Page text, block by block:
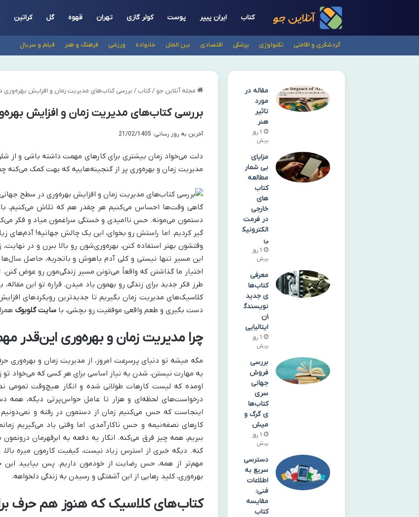
کتاب ایران پیپر پوست کولر گازی تهران قهوه گل کراتین
گردشگری و اقامتی تکنولوژی پزشکی اقتصادی بین الملل خانواده ورزشی فرهنگ و هنر فیلم و سریال
مجله آنلاین جو /کتاب/ بررسی کتاب‌های مدیریت زمان و افزایش بهره‌وری
بررسی کتاب‌های مدیریت زمان و افزایش
آخرین به روز رسانی: 21/02/1405
دلت می‌خواد زمان بیشتری برای کارهای مهمت داشته باشی و از
مدیریت زمان و بهره‌وری پر از گنجینه‌هاییه که بهت کمک می‌کنه
گاهی وقت‌ها احساس می‌کنیم هر چقدر هم که تلاش می‌کنیم،
دستمون می‌مونه. حس ناامیدی و خستگی سراغمون میاد و فکر
گیر کردیم. اما راستش رو بخوای، این یک چالش جهانیه! آدم‌های
وقتشون بهتر استفاده کنن، بهره‌وری‌شون رو بالا ببرن و در
این مسیر تنها نیستی و کلی آدم باهوش و باتجربه، حاصل
اختیار ما گذاشتن که واقعاً می‌تونن مسیر زندگی‌مون رو عوض
طرز فکر جدید برای زندگی رو بهمون یاد میدن. قراره تو این
کلاسیک‌های مدیریت زمان بگیریم تا جدیدترین رویکردهای
دست بگیری و طعم واقعی موفقیت رو بچشی، باسایت گلوبوک
چرا مدیریت زمان و بهره‌وری این‌قدر
مگه میشه تو دنیای پرسرعت امروز، از مدیریت زمان و بهره‌وری
یه مهارت نیستن، شدن یه نیاز اساسی برای هر کسی که می‌خواد
اومده که لیست کارهات طولانی شده و انگار هیچ‌وقت تمومی
درخواست‌های لحظه‌ای و هزار تا عامل حواس‌پرتی دیگه، همه
اینجاست که حس می‌کنیم زمان از دستمون در رفته و
کارهای نصفه‌نیمه و حس ناکارآمدی. اما وقتی یاد می‌گیریم
ببریم، همه چیز فرق می‌کنه. انگار یه دفعه یه ابرقهرمان
کنه. دیگه خبری از استرس زیاد نیست، کیفیت کارمون میره
مهم‌تر از همه، حس رضایت از خودمون داریم. پس بیایید
بهره‌وری، کلید رهایی از این آشفتگی و رسیدن به زندگی دلخواهه.
کتاب‌های کلاسیک که هنوز هم حرف
مقاله در
مورد
تاثیر
هنر
1 روز
پیش
مزایای
بی شمار
مطالعه
کتاب
های
خارجی
در فرمت
الکترونیک
ی
1 روز
پیش
معرفی
کتاب‌ها
ی جدید
نویسندگ
ان
ایتالیایی
1 روز
پیش
بررسی
فروش
جهانی
سری
کتاب‌ها
ی گرگ و
میش
1 روز
پیش
دسترسی
سریع به
اطلاعات
فنی:
مقایسه
کتاب